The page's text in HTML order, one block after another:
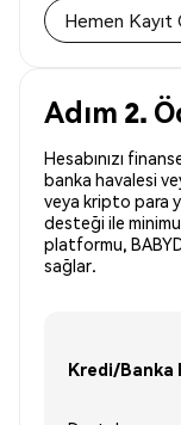
Hemen Kayıt
Adım 2.
Hesabınızı
banka havalesi
veya kripto para
desteği ile
platformu,
sağlar.
Kredi/Banka